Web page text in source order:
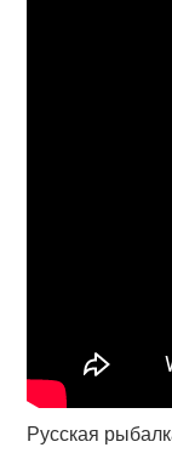
Русская